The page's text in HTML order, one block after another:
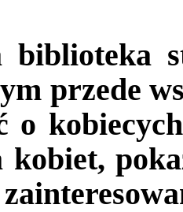
biblioteka
przede
o
kobiet,